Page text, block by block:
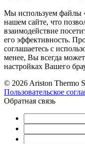
Мы используем файлы
нашем сайте, что
взаимодействие
его эффективность.
соглашаетесь с
менее, Вы всегда
настройках Вашего
© 2026 Ariston Thermo
Пользовательское
Обратная связь